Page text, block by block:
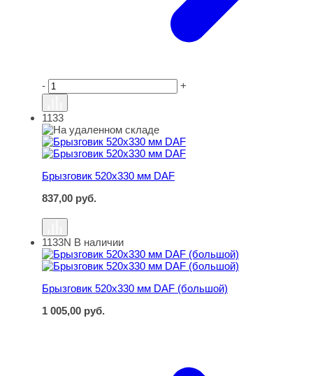
- +
Брызговик 520х330 мм DAF
1133
Брызговик 520х330 мм DAF
837,00 руб.
Брызговик 520х330 мм DAF (большой)
1133N В наличии
Брызговик 520х330 мм DAF (большой)
1 005,00 руб.